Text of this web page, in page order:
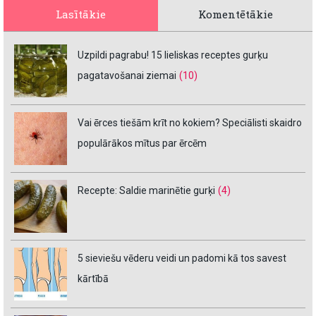
Lasītākie Komentētākie
Uzpildi pagrabu! 15 lieliskas receptes gurķu
pagatavošanai ziemai (10)
Vai ērces tiešām krīt no kokiem? Speciālisti skaidro
populārākos mītus par ērcēm
Recepte: Saldie marinētie gurķi (4)
5 sieviešu vēderu veidi un padomi kā tos savest
kārtībā